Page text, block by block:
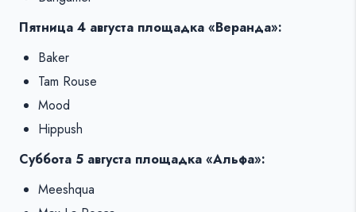
Пятница 4 августа площадка «Веранда»:
Baker
Tam Rouse
Mood
Hippush
Суббота 5 августа площадка «Альфа»:
Meeshqua